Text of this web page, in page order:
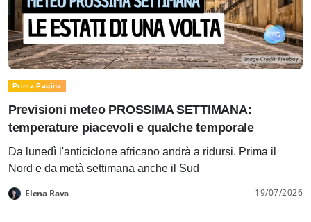
Prima Pagina
Previsioni meteo PROSSIMA SETTIMANA:
temperature piacevoli e qualche temporale
Da lunedì l'anticiclone africano andrà a ridursi. Prima il
Nord e da metà settimana anche il Sud
Elena Rava 19/07/2026